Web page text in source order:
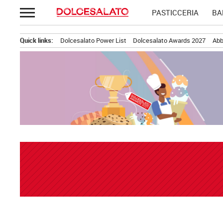
Passa
al
PASTICCERIA
Quick links: Dolcesalato Power List Dolcesalato Awards 2027